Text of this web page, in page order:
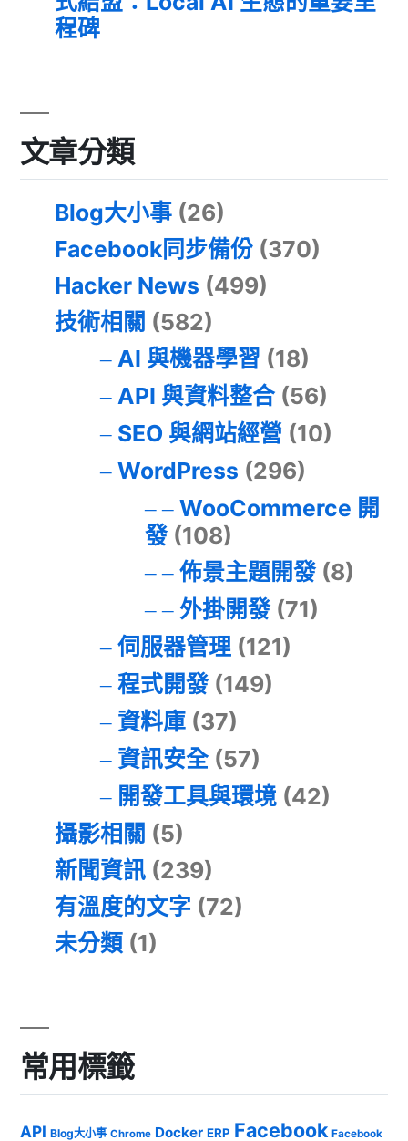
程碑
文章分類
Blog大小事 (26)
Facebook同步備份 (370)
Hacker News (499)
技術相關 (582)
AI 與機器學習 (18)
API 與資料整合(56)
SEO 與網站經營 (10)
WordPress (296)
WooCommerce 開
發(108)
佈景主題開發(8)
外掛開發(71)
伺服器管理(121)
程式開發(149)
資料庫(37)
資訊安全(57)
開發工具與環境(42)
攝影相關 (5)
新聞資訊 (239)
有溫度的文字 (72)
未分類 (1)
常用標籤
API Blog大小事 Chrome Docker ERP Facebook Facebook